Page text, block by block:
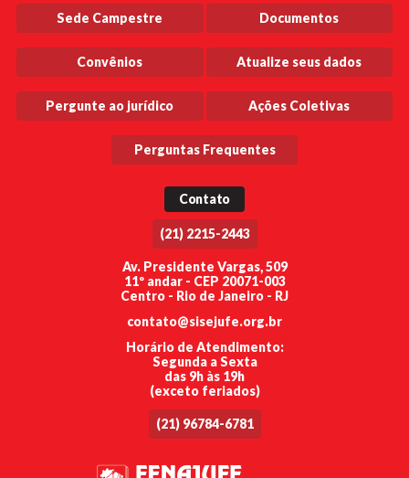
Sede Campestre Documentos
Convênios Atualize seus dados
Pergunte ao jurídico Ações Coletivas
Perguntas Frequentes
Contato
(21) 2215-2443
Av. Presidente Vargas, 509
11º andar - CEP 20071-003
Centro - Rio de Janeiro - RJ
contato@sisejufe.org.br
Horário de Atendimento:
Segunda a Sexta
das 9h às 19h
(exceto feriados)
(21) 96784-6781